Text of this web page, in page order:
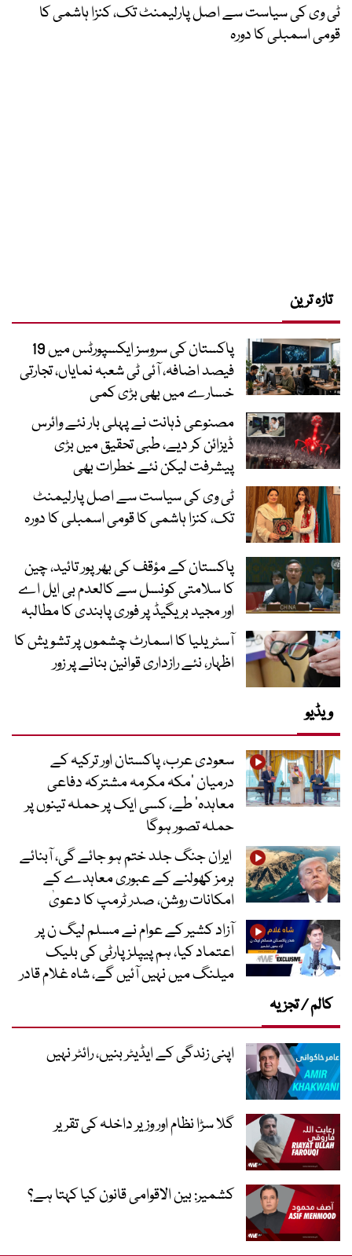
ٹی وی کی سیاست سے اصل پارلیمنٹ تک، کنزا ہاشمی کا
قومی اسمبلی کا دورہ
تازہ ترین
پاکستان کی سروسز ایکسپورٹس میں 19
فیصد اضافہ، آئی ٹی شعبہ نمایاں، تجارتی
خسارے میں بھی بڑی کمی
مصنوعی ذہانت نے پہلی بار نئے وائرس
ڈیزائن کر دیے، طبی تحقیق میں بڑی
پیشرفت لیکن نئے خطرات بھی
ٹی وی کی سیاست سے اصل پارلیمنٹ
تک، کنزا ہاشمی کا قومی اسمبلی کا دورہ
پاکستان کے مؤقف کی بھرپور تائید، چین
کا سلامتی کونسل سے کالعدم بی ایل اے
اور مجید بریگیڈ پر فوری پابندی کا مطالبہ
آسٹریلیا کا اسمارٹ چشموں پر تشویش کا
اظہار، نئے رازداری قوانین بنانے پر زور
ویڈیو
سعودی عرب، پاکستان اور ترکیہ کے
درمیان ’مکہ مکرمہ مشترکہ دفاعی
معاہدہ‘ طے، کسی ایک پر حملہ تینوں پر
حملہ تصور ہوگا
ایران جنگ جلد ختم ہو جائے گی، آبنائے
ہرمز کھولنے کے عبوری معاہدے کے
امکانات روشن، صدر ٹرمپ کا دعویٰ
آزاد کشیر کے عوام نے مسلم لیگ ن پر
اعتماد کیا، ہم پیپلز پارٹی کی بلیک
میلنگ میں نہیں آئیں گے، شاہ غلام قادر
کالم / تجزیہ
اپنی زندگی کے ایڈیٹر بنیں، رائٹر نہیں
گلا سڑا نظام اور وزیر داخلہ کی تقریر
کشمیر: بین الاقوامی قانون کیا کہتا ہے؟